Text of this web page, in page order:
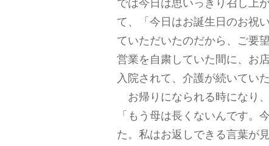
では今日は思いっきり召し上
て、「今日はお誕生日のお祝
ていただいたのだから、ご要
営業を自粛していた間に、お
入院されて、介護が続いてい
お帰りになられる時になり
「もう母は長くないんです。
た。私はお返しできる言葉が